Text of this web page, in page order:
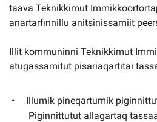
taava Teknikkimut
anartarfinnillu anitsinissamiit
Illit kommuninni Teknikkimut
atugassamitut pisariaqartitai
Illumik pineqartumik
Piginnittutut allagartaq